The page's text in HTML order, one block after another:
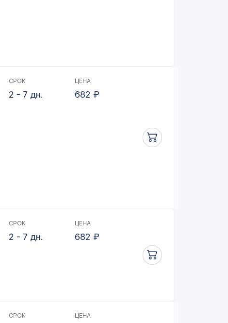
СРОК
2 - 7 дн.
ЦЕНА
682 ₽
СРОК
2 - 7 дн.
ЦЕНА
682 ₽
СРОК ЦЕНА